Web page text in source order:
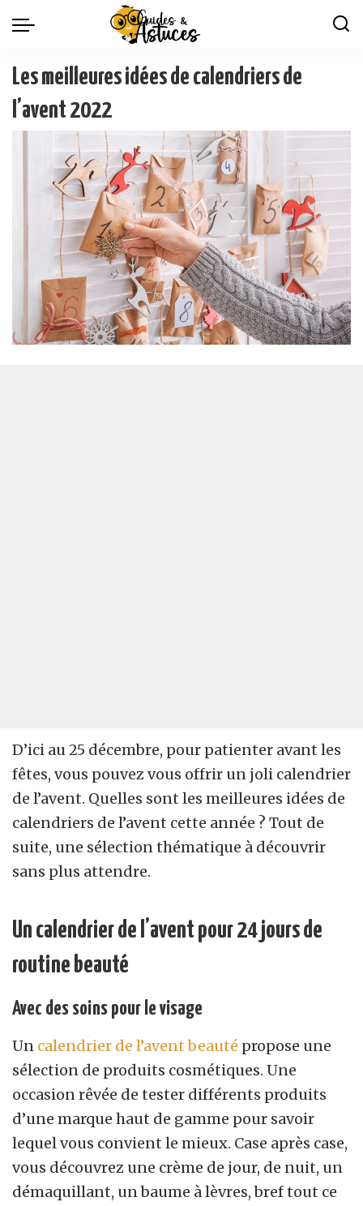
Les meilleures idées de calendriers de
l’avent 2022
D’ici au 25 décembre, pour patienter avant les
fêtes, vous pouvez vous offrir un joli calendrier
de l’avent. Quelles sont les meilleures idées de
calendriers de l’avent cette année ? Tout de
suite, une sélection thématique à découvrir
sans plus attendre.
Un calendrier de l’avent pour 24 jours de
routine beauté
Avec des soins pour le visage
Un calendrier de l’avent beauté propose une
sélection de produits cosmétiques. Une
occasion rêvée de tester différents produits
d’une marque haut de gamme pour savoir
lequel vous convient le mieux. Case après case,
vous découvrez une crème de jour, de nuit, un
démaquillant, un baume à lèvres, bref tout ce